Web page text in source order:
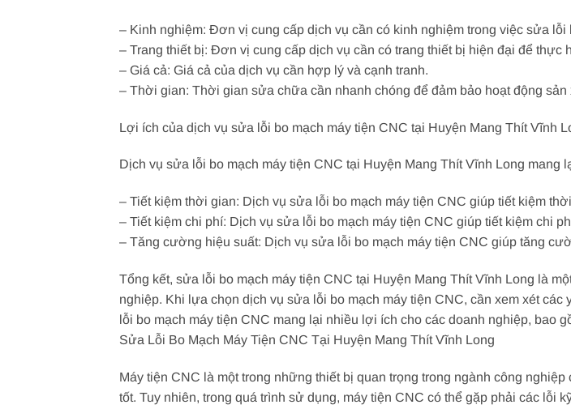
– Kinh nghiệm: Đơn vị cung cấp dịch vụ cần có kinh nghiệm trong việc sửa lỗi
– Trang thiết bị: Đơn vị cung cấp dịch vụ cần có trang thiết bị hiện đại để thực
– Giá cả: Giá cả của dịch vụ cần hợp lý và cạnh tranh.
– Thời gian: Thời gian sửa chữa cần nhanh chóng để đảm bảo hoạt động sản
Lợi ích của dịch vụ sửa lỗi bo mạch máy tiện CNC tại Huyện Mang Thít Vĩnh
Dịch vụ sửa lỗi bo mạch máy tiện CNC tại Huyện Mang Thít Vĩnh Long mang
– Tiết kiệm thời gian: Dịch vụ sửa lỗi bo mạch máy tiện CNC giúp tiết kiệm
– Tiết kiệm chi phí: Dịch vụ sửa lỗi bo mạch máy tiện CNC giúp tiết kiệm chi
– Tăng cường hiệu suất: Dịch vụ sửa lỗi bo mạch máy tiện CNC giúp tăng
Tổng kết, sửa lỗi bo mạch máy tiện CNC tại Huyện Mang Thít Vĩnh Long là
nghiệp. Khi lựa chọn dịch vụ sửa lỗi bo mạch máy tiện CNC, cần xem xét
lỗi bo mạch máy tiện CNC mang lại nhiều lợi ích cho các doanh nghiệp, bao
Sửa Lỗi Bo Mạch Máy Tiện CNC Tại Huyện Mang Thít Vĩnh Long
Máy tiện CNC là một trong những thiết bị quan trọng trong ngành công
tốt. Tuy nhiên, trong quá trình sử dụng, máy tiện CNC có thể gặp phải các lỗi